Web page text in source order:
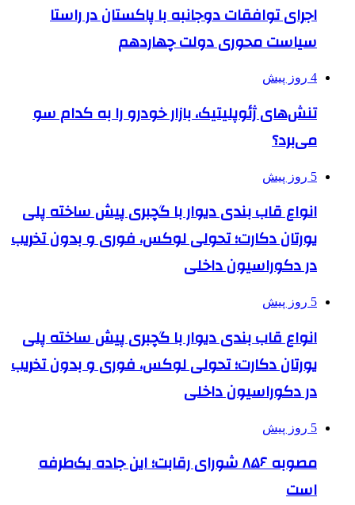
اجرای توافقات دوجانبه با پاکستان در راستا
سیاست محوری دولت چهاردهم
4 روز پیش
تنش‌های ژئوپلیتیک، بازار خودرو را به کدام سو
می‌برد؟
5 روز پیش
انواع قاب بندی دیوار با گچبری پیش ساخته پلی
یورتان دکارت؛ تحولی لوکس، فوری و بدون تخریب
در دکوراسیون داخلی
5 روز پیش
انواع قاب بندی دیوار با گچبری پیش ساخته پلی
یورتان دکارت؛ تحولی لوکس، فوری و بدون تخریب
در دکوراسیون داخلی
5 روز پیش
مصوبه ۸۵۶ شورای رقابت؛ این جاده یک‌طرفه
است